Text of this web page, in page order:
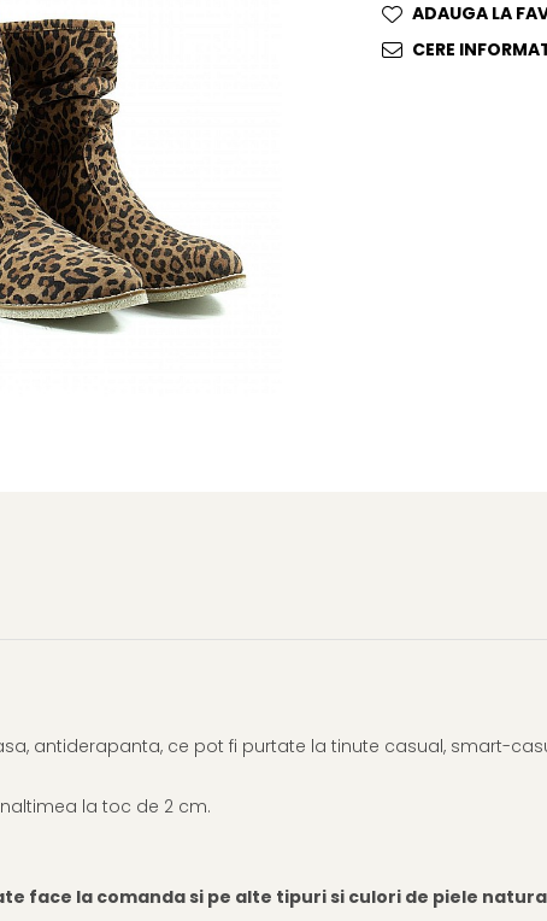
ADAUGA LA
CERE
antiderapanta, ce pot fi purtate la tinute casual, smart-
la toc de 2 cm.
face la comanda si pe alte tipuri si culori de piele